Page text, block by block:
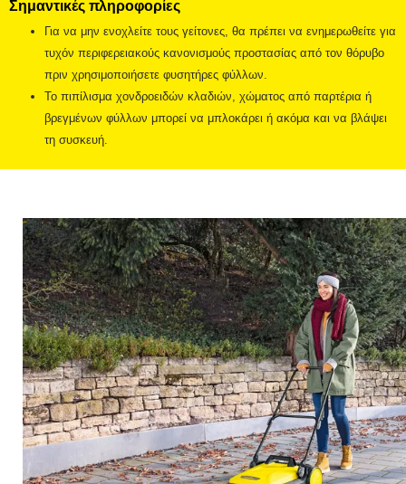
Σημαντικές πληροφορίες
Για να μην ενοχλείτε τους γείτονες, θα πρέπει να ενημερωθείτε για
τυχόν περιφερειακούς κανονισμούς προστασίας από τον θόρυβο
πριν χρησιμοποιήσετε φυσητήρες φύλλων.
Το πιπίλισμα χονδροειδών κλαδιών, χώματος από παρτέρια ή
βρεγμένων φύλλων μπορεί να μπλοκάρει ή ακόμα και να βλάψει
τη συσκευή.